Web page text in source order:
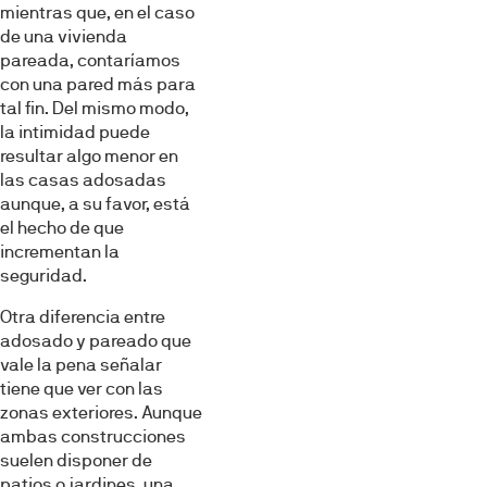
mientras que, en el caso
de una vivienda
pareada, contaríamos
con una pared más para
tal fin. Del mismo modo,
la intimidad puede
resultar algo menor en
las casas adosadas
aunque, a su favor, está
el hecho de que
incrementan la
seguridad.
Otra diferencia entre
adosado y pareado que
vale la pena señalar
tiene que ver con las
zonas exteriores. Aunque
ambas construcciones
suelen disponer de